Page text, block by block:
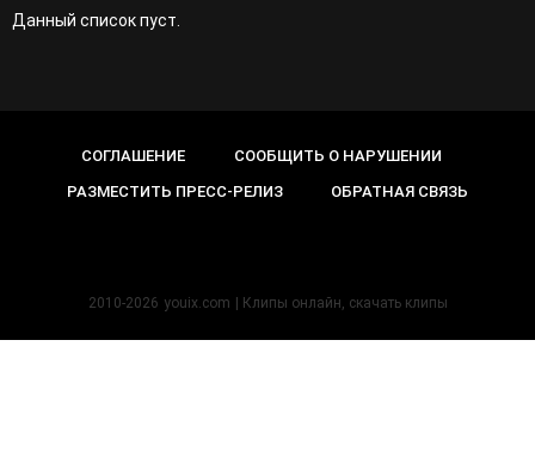
Данный список пуст.
СОГЛАШЕНИЕ
СООБЩИТЬ О НАРУШЕНИИ
РАЗМЕСТИТЬ ПРЕСС-РЕЛИЗ
ОБРАТНАЯ СВЯЗЬ
2010-2026 youix.com | Клипы онлайн, cкачать клипы